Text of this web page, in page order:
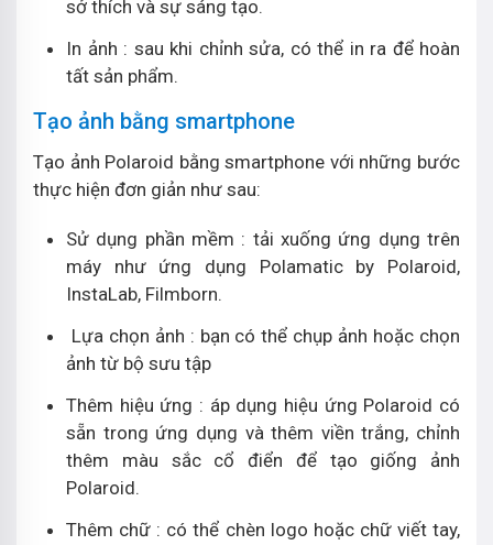
sở thích và sự sáng tạo.
In ảnh : sau khi chỉnh sửa, có thể in ra để hoàn
tất sản phẩm.
Tạo ảnh bằng smartphone
Tạo ảnh Polaroid bằng smartphone với những bước
thực hiện đơn giản như sau:
Sử dụng phần mềm : tải xuống ứng dụng trên
máy như ứng dụng Polamatic by Polaroid,
InstaLab, Filmborn.
Lựa chọn ảnh : bạn có thể chụp ảnh hoặc chọn
ảnh từ bộ sưu tập
Thêm hiệu ứng : áp dụng hiệu ứng Polaroid có
sẵn trong ứng dụng và thêm viền trắng, chỉnh
thêm màu sắc cổ điển để tạo giống ảnh
Polaroid.
Thêm chữ : có thể chèn logo hoặc chữ viết tay,